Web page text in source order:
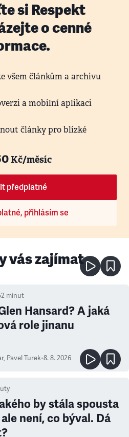
si Respekt
o cenné
všem článkům a archivu
a mobilní aplikaci
články pro blízké
Kč/měsíc
předplatné
přihlásím se
vás zajímat
minut
Hansard? A jaká
role jinanu
, Pavel Turek•8. 8. 2026
by stála spousta
není, co býval. Dá